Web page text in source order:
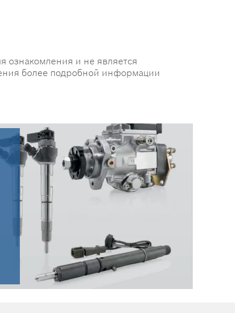
ознакомления и не является
более подробной информации
поступления запчастей
от 30.07.2026